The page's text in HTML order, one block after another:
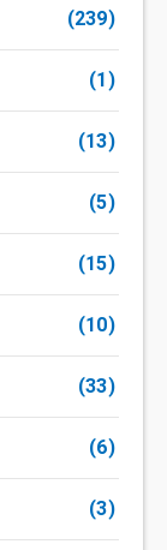
(239)
(1)
(13)
(5)
(15)
(10)
(33)
(6)
(3)